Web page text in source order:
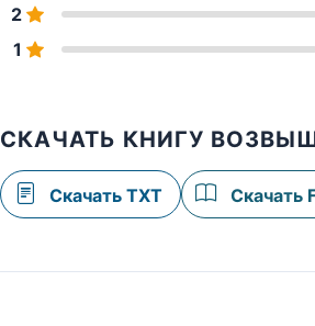
2
1
СКАЧАТЬ КНИГУ
Скачать TXT Скачать